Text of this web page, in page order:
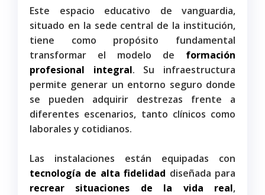
Este espacio educativo de vanguardia,
situado en la sede central de la institución,
tiene como propósito fundamental
transformar el modelo de formación
profesional integral. Su infraestructura
permite generar un entorno seguro donde
se pueden adquirir destrezas frente a
diferentes escenarios, tanto clínicos como
laborales y cotidianos.
Las instalaciones están equipadas con
tecnología de alta fidelidad diseñada para
recrear situaciones de la vida real,